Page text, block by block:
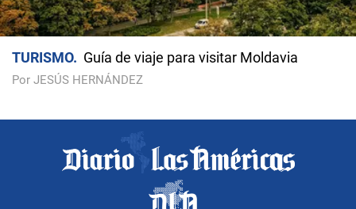
TURISMO Guía de viaje para visitar Moldavia
Por JESÚS HERNÁNDEZ